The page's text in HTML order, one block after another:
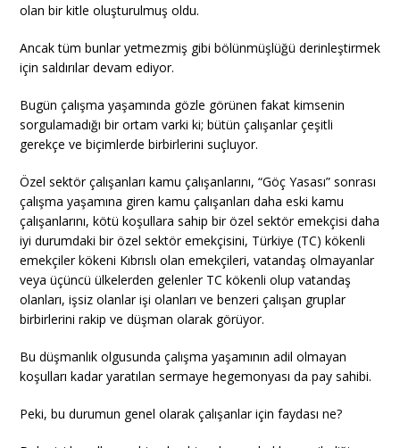
olan bir kitle oluşturulmuş oldu.
Ancak tüm bunlar yetmezmiş gibi bölünmüşlüğü derinleştirmek
için saldırılar devam ediyor.
Bugün çalışma yaşamında gözle görünen fakat kimsenin
sorgulamadığı bir ortam varki ki; bütün çalışanlar çeşitli
gerekçe ve biçimlerde birbirlerini suçluyor.
Özel sektör çalışanları kamu çalışanlarını, “Göç Yasası” sonrası
çalışma yaşamına giren kamu çalışanları daha eski kamu
çalışanlarını, kötü koşullara sahip bir özel sektör emekçisi daha
iyi durumdaki bir özel sektör emekçisini, Türkiye (TC) kökenli
emekçiler kökeni Kıbrıslı olan emekçileri, vatandaş olmayanlar
veya üçüncü ülkelerden gelenler TC kökenli olup vatandaş
olanları, işsiz olanlar işi olanları ve benzeri çalışan gruplar
birbirlerini rakip ve düşman olarak görüyor.
Bu düşmanlık olgusunda çalışma yaşamının adil olmayan
koşulları kadar yaratılan sermaye hegemonyası da pay sahibi.
Peki, bu durumun genel olarak çalışanlar için faydası ne?